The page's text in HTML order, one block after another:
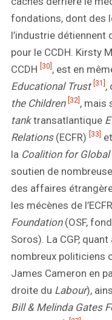
fondations, dont des
l’industrie détiennent
pour le CCDH. Kirsty
CCDH
[30] , est en
Educational Trust [31] ,
the Children [32] , mais
tanktransatlantique
Relations(ECFR) [33]
la Coalition for
soutien de
des affaires
les mécènes de l’ECFR
Foundation(OSF,
Soros). La CGP,
nombreux politiciens
James Cameron en
droite du Labour),
Bill & Melinda Gates